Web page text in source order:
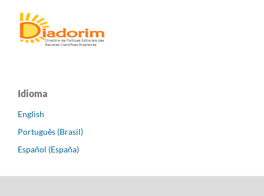
Idioma
English
Português (Brasil)
Español (España)